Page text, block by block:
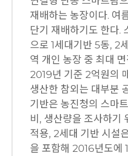
재배하는 농장이다. 여
단기 재배하기도 한다.
으로 1세대기반 5동, 2
역 개인 농장 중 최대
2019년 기준 2억원의
생산한 참외는 대부분
기반은 농진청의 스마
비, 생산량을 조사하기
적용, 2세대 기반 시설
을 포함해 2016년도에